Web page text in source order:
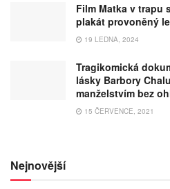
Film Matka v trapu
plakát provoněný
19 LEDNA, 2024
Tragikomická
lásky Barbory
manželstvím bez
15 ČERVENCE, 2021
Nejnovější